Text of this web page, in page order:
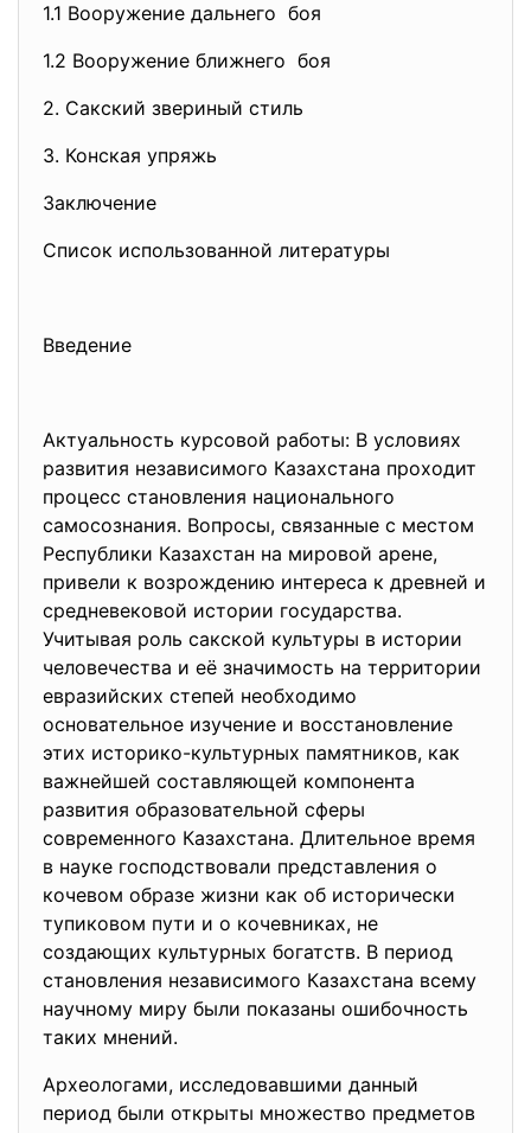
1.1 Вооружение дальнего боя
1.2 Вооружение ближнего боя
2. Сакский звериный стиль
3. Конская упряжь
Заключение
Список использованной литературы
Введение
Актуальность курсовой работы: В условиях
развития независимого Казахстана проходит
процесс становления национального
самосознания. Вопросы, связанные с местом
Республики Казахстан на мировой арене,
привели к возрождению интереса к древней и
средневековой истории государства.
Учитывая роль сакской культуры в истории
человечества и её значимость на территории
евразийских степей необходимо
основательное изучение и восстановление
этих историко-культурных памятников, как
важнейшей составляющей компонента
развития образовательной сферы
современного Казахстана. Длительное время
в науке господствовали представления о
кочевом образе жизни как об исторически
тупиковом пути и о кочевниках, не
создающих культурных богатств. В период
становления независимого Казахстана всему
научному миру были показаны ошибочность
таких мнений.
Археологами, исследовавшими данный
период были открыты множество предметов